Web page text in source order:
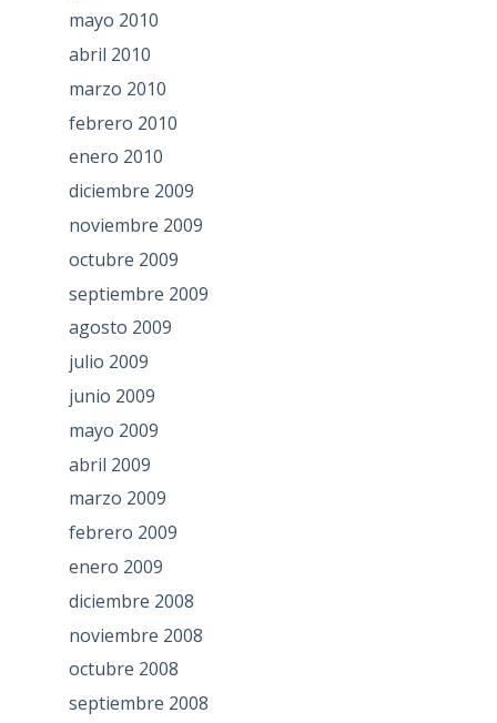
mayo 2010
abril 2010
marzo 2010
febrero 2010
enero 2010
diciembre 2009
noviembre 2009
octubre 2009
septiembre 2009
agosto 2009
julio 2009
junio 2009
mayo 2009
abril 2009
marzo 2009
febrero 2009
enero 2009
diciembre 2008
noviembre 2008
octubre 2008
septiembre 2008